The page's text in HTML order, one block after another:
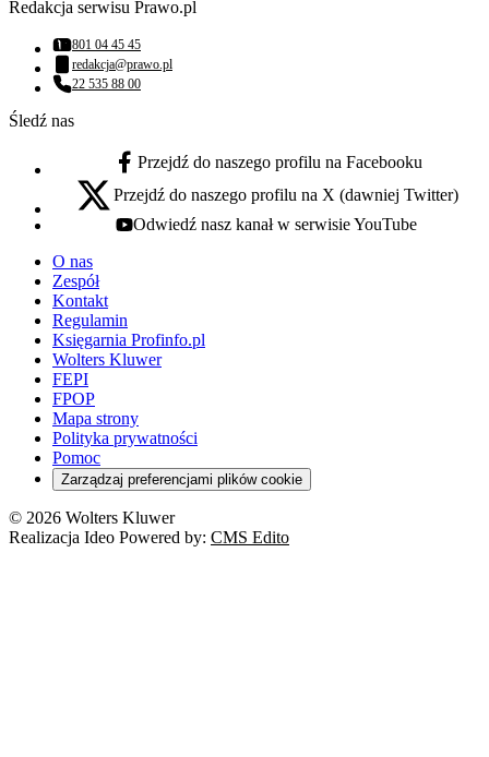
Redakcja serwisu Prawo.pl
Numer telefonu:
801 04 45 45
Adres email:
redakcja@prawo.pl
Numer telefonu:
22 535 88 00
Śledź nas
facebook - otwiera się w nowej karcie
Przejdź do naszego profilu na Facebooku
x - otwiera się w nowej karcie
Przejdź do naszego profilu na X (dawniej Twitter)
youtube - otwiera się w nowej karcie
Odwiedź nasz kanał w serwisie YouTube
O nas
Zespół
Kontakt
Regulamin
Księgarnia Profinfo.pl
Wolters Kluwer
FEPI
FPOP
Mapa strony
Polityka prywatności
Pomoc
Zarządzaj preferencjami plików cookie
© 2026 Wolters Kluwer
Realizacja Ideo Powered by: CMS Edito